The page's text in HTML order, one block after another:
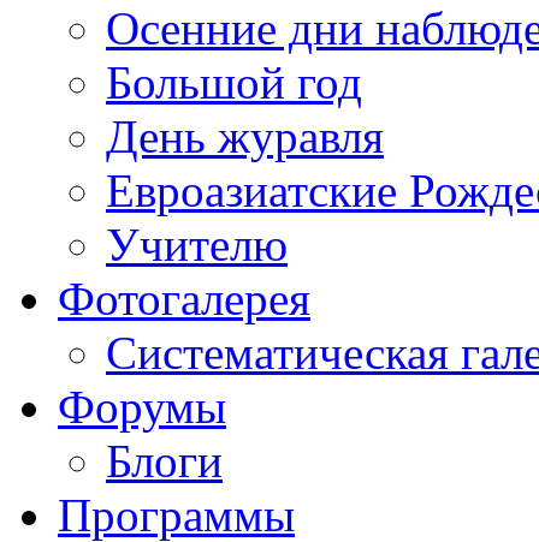
Осенние дни
Большой год
День журавля
Евроазиатские
Учителю
Фотогалерея
Систематическая
Форумы
Блоги
Программы